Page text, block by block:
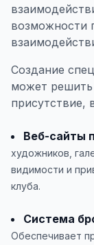
возможности
Создание
может
присутствие,
Веб-сайты
художников,
видимости и
клуба.
Система
Обеспечивает